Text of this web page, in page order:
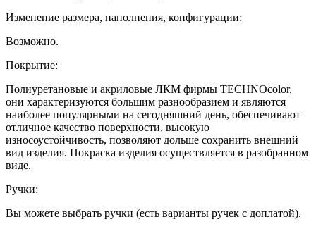
Изменение размера, наполнения, конфигурации:
Возможно.
Покрытие:
Полиуретановые и акриловые ЛКМ фирмы TECHNOcolor,
они характеризуются большим разнообразием и являются
наиболее популярными на сегодняшний день, обеспечивают
отличное качество поверхности, высокую
износоустойчивость, позволяют дольше сохранить внешний
вид изделия. Покраска изделия осуществляется в разобранном
виде.
Ручки:
Вы можете выбрать ручки (есть варианты ручек с доплатой).